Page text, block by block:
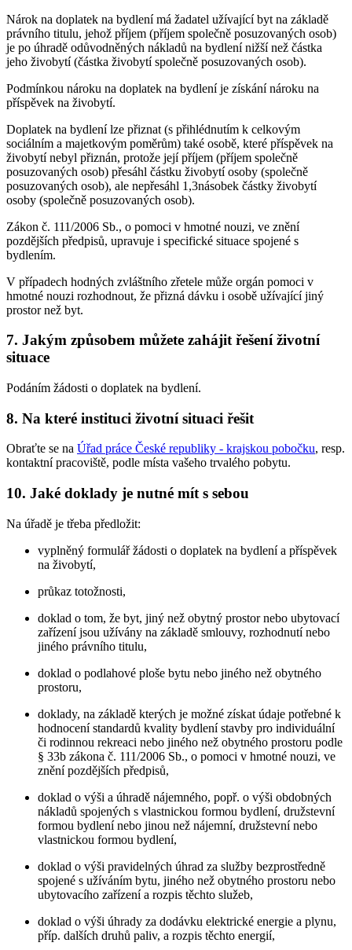
Nárok na doplatek na bydlení má žadatel užívající byt na základě
právního titulu, jehož příjem (příjem společně posuzovaných osob)
je po úhradě odůvodněných nákladů na bydlení nižší než částka
jeho živobytí (částka živobytí společně posuzovaných osob).
Podmínkou nároku na doplatek na bydlení je získání nároku na
příspěvek na živobytí.
Doplatek na bydlení lze přiznat (s přihlédnutím k celkovým
sociálním a majetkovým poměrům) také osobě, které příspěvek na
živobytí nebyl přiznán, protože její příjem (příjem společně
posuzovaných osob) přesáhl částku živobytí osoby (společně
posuzovaných osob), ale nepřesáhl 1,3násobek částky živobytí
osoby (společně posuzovaných osob).
Zákon č. 111/2006 Sb., o pomoci v hmotné nouzi, ve znění
pozdějších předpisů, upravuje i specifické situace spojené s
bydlením.
V případech hodných zvláštního zřetele může orgán pomoci v
hmotné nouzi rozhodnout, že přizná dávku i osobě užívající jiný
prostor než byt.
7. Jakým způsobem můžete zahájit řešení životní
situace
Podáním žádosti o doplatek na bydlení.
8. Na které instituci životní situaci řešit
Obraťte se na Úřad práce České republiky - krajskou pobočku, resp.
kontaktní pracoviště, podle místa vašeho trvalého pobytu.
10. Jaké doklady je nutné mít s sebou
Na úřadě je třeba předložit:
vyplněný formulář žádosti o doplatek na bydlení a příspěvek
na živobytí,
průkaz totožnosti,
doklad o tom, že byt, jiný než obytný prostor nebo ubytovací
zařízení jsou užívány na základě smlouvy, rozhodnutí nebo
jiného právního titulu,
doklad o podlahové ploše bytu nebo jiného než obytného
prostoru,
doklady, na základě kterých je možné získat údaje potřebné k
hodnocení standardů kvality bydlení stavby pro individuální
či rodinnou rekreaci nebo jiného než obytného prostoru podle
§ 33b zákona č. 111/2006 Sb., o pomoci v hmotné nouzi, ve
znění pozdějších předpisů,
doklad o výši a úhradě nájemného, popř. o výši obdobných
nákladů spojených s vlastnickou formou bydlení, družstevní
formou bydlení nebo jinou než nájemní, družstevní nebo
vlastnickou formou bydlení,
doklad o výši pravidelných úhrad za služby bezprostředně
spojené s užíváním bytu, jiného než obytného prostoru nebo
ubytovacího zařízení a rozpis těchto služeb,
doklad o výši úhrady za dodávku elektrické energie a plynu,
příp. dalších druhů paliv, a rozpis těchto energií,